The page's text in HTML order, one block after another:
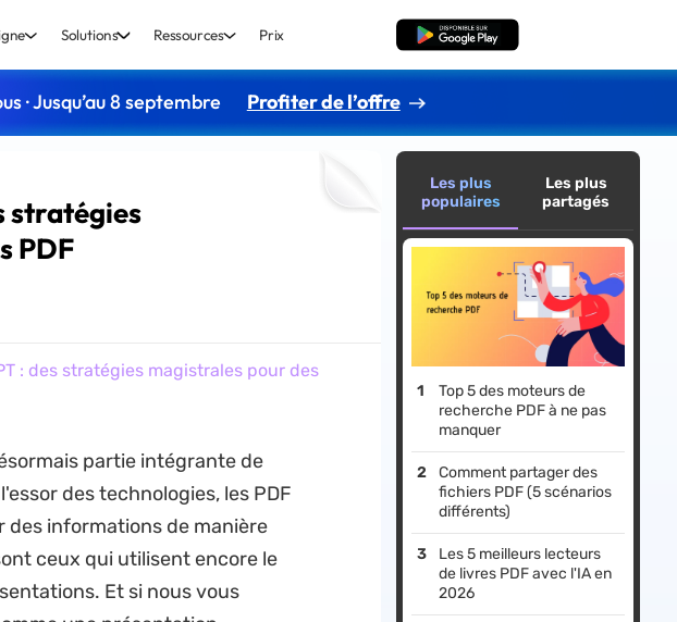
Solutions Ressources Prix TÉLÉCHARGER
· Jusqu’au 8 septembre Profiter de l’offre
stratégies
PDF
: des stratégies magistrales pour des
partie intégrante de
des technologies, les PDF
informations de manière
ceux qui utilisent encore le
Et si nous vous
Les plus
populaires
Les plus
partagés
Top 5 des moteurs de
recherche PDF à ne pas
manquer
Comment partager des
fichiers PDF (5 scénarios
différents)
Les 5 meilleurs lecteurs
de livres PDF avec l'IA en
2026